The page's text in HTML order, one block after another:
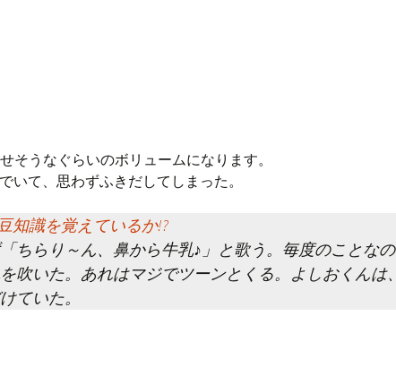
うなぐらいのボリュームになります。
いて、思わずふきだしてしまった。
知識を覚えているか!?
ちらり～ん、鼻から牛乳♪」と歌う。毎度のことなの
吹いた。あれはマジでツーンとくる。よしおくんは、
ていた。